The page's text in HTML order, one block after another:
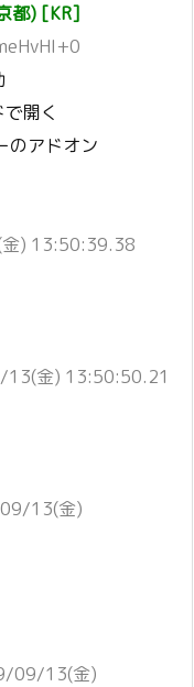
都) [KR]
開く
のアドオン
) 13:50:39.38
金) 13:50:50.21
13(金)
09/13(金)